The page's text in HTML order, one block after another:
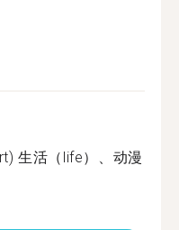
生活（life）、动漫